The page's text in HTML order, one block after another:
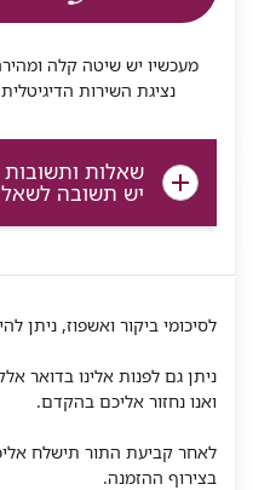
מעכשיו יש שיטה קלה
נציגת השירות
יש תשובה
לסיכומי ביקור ואשפוז, ניתן
ניתן גם לפנות אלינו בדואר
ואנו נחזור אליכם בהקדם.
בצירוף ההזמנה.